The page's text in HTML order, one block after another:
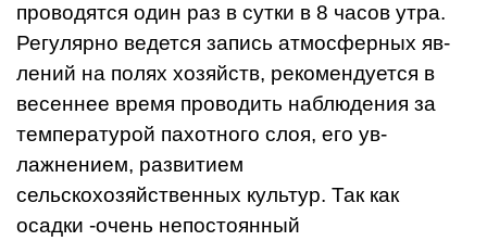
проводятся один раз в сутки в 8 часов утра.
Регулярно ведется запись атмосферных яв­
лений на полях хозяйств, рекомендуется в
весеннее время проводить наблю­дения за
температурой пахотного слоя, его ув­
лажнением, развитием
сельскохозяйственных культур. Так как
осадки -очень непостоянный